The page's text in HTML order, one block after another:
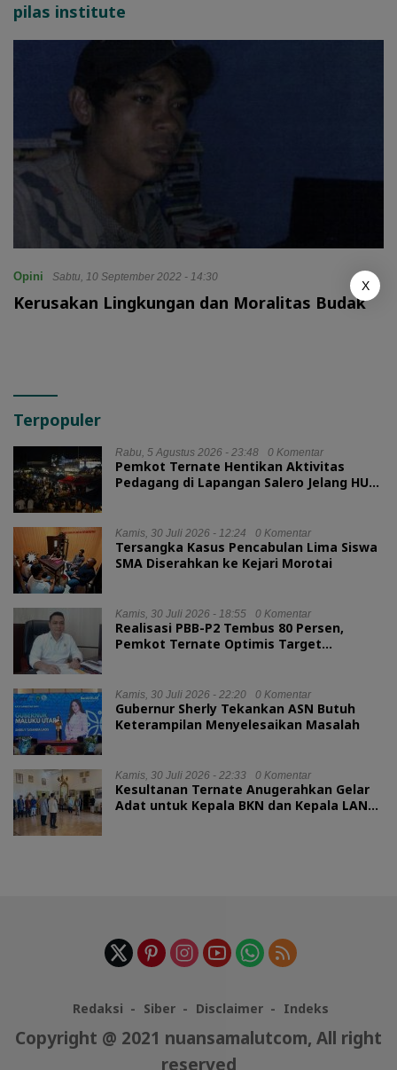
pilas institute
Opini Sabtu, 10 September 2022 - 14:30
Kerusakan Lingkungan dan Moralitas Budak
Terpopuler
Rabu, 5 Agustus 2026 - 23:48 0 Komentar
Pemkot Ternate Hentikan Aktivitas
Pedagang di Lapangan Salero Jelang HUT
Kamis, 30 Juli 2026 - 12:24 0 Komentar
Tersangka Kasus Pencabulan Lima Siswa
SMA Diserahkan ke Kejari Morotai
Kamis, 30 Juli 2026 - 18:55 0 Komentar
Realisasi PBB-P2 Tembus 80 Persen,
Pemkot Ternate Optimis Target
Kamis, 30 Juli 2026 - 22:20 0 Komentar
Gubernur Sherly Tekankan ASN Butuh
Keterampilan Menyelesaikan Masalah
Kamis, 30 Juli 2026 - 22:33 0 Komentar
Kesultanan Ternate Anugerahkan Gelar
Adat untuk Kepala BKN dan Kepala LAN
Redaksi Siber Disclaimer Indeks
Copyright @ 2021 nuansamalutcom, All right
reserved
X